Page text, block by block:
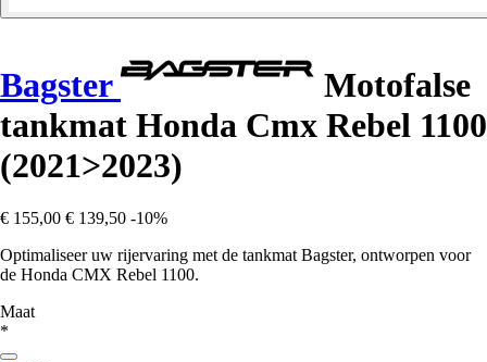
Bagster
Motofalse
tankmat Honda Cmx Rebel 1100
(2021>2023)
€ 155,00 € 139,50 -10%
Optimaliseer uw rijervaring met de tankmat Bagster, ontworpen voor
de Honda CMX Rebel 1100.
Maat
*